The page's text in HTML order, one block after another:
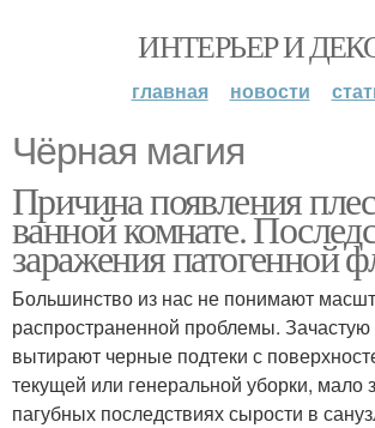
ИНТЕРЬЕР И
главная новости
Чёрная магия
Причина появления
ванной комнате.
заражения патогенной
Большинство из нас не понимают
распространенной проблемы. Зачастую
вытирают черные подтеки с
текущей или генеральной уборки, мало
пагубных последствиях сырости в